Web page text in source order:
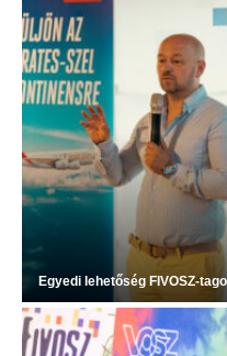
Egyedi lehetőség FIVOSZ-